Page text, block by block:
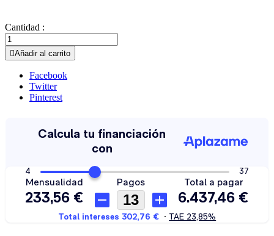
Cantidad :
Añadir al carrito
Facebook
Twitter
Pinterest